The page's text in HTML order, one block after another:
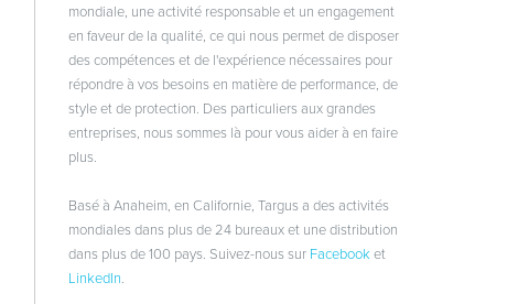
mondiale, une activité responsable et un engagement
en faveur de la qualité, ce qui nous permet de disposer
des compétences et de l'expérience nécessaires pour
répondre à vos besoins en matière de performance, de
style et de protection. Des particuliers aux grandes
entreprises, nous sommes là pour vous aider à en faire
plus.
Basé à Anaheim, en Californie, Targus a des activités
mondiales dans plus de 24 bureaux et une distribution
dans plus de 100 pays. Suivez-nous sur Facebook et
LinkedIn.